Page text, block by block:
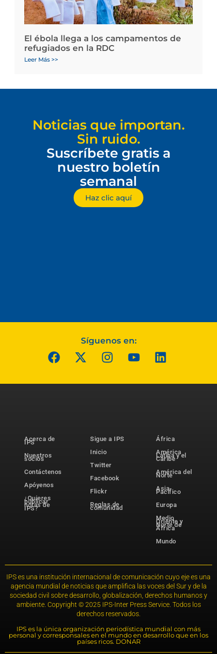
El ébola llega a los campamentos de
refugiados en la RDC
Leer Más >>
Noticias que importan.
Sin ruido.
Suscríbete gratis a
nuestro boletín
semanal
Haz clic aquí
Síguenos en:
Acerca de
IPS
Nuestros
socios
Contáctenos
Apóyenos
¿Quieres
publicar
notas de
IPS?
Sigue a IPS
Inicio
Twitter
Facebook
Flickr
Reglas de
comunidad
África
América
Latina y el
Caribe
América del
Norte
Asia-
Pacífico
Europa
Medio
Oriente y
Norte de
África
Mundo
IPS es una institución internacional de comunicación cuyo eje es una
agencia mundial de noticias que amplifica las voces del Sur y de la
sociedad civil sobre desarrollo, globalización, derechos humanos y
ambiente. Copyright © 2025 IPS-Inter Press Service. Todos los
derechos reservados.
IPS es la única organización periodística mundial con más
personal y corresponsales en el mundo en desarrollo que en los
países ricos. DONAR